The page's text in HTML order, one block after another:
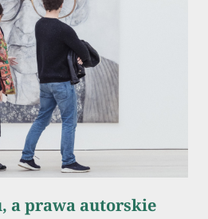
a prawa autorskie